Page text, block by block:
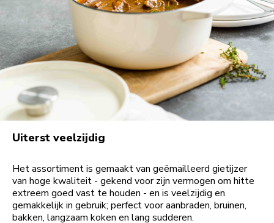
Uiterst veelzijdig
Het assortiment is gemaakt van geëmailleerd gietijzer
van hoge kwaliteit - gekend voor zijn vermogen om hitte
extreem goed vast te houden - en is veelzijdig en
gemakkelijk in gebruik; perfect voor aanbraden, bruinen,
bakken, langzaam koken en lang sudderen.